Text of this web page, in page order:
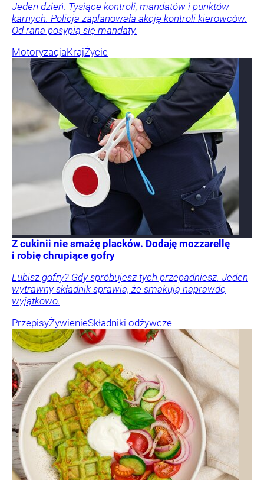
Jeden dzień. Tysiące kontroli, mandatów i punktów
karnych. Policja zaplanowała akcję kontroli kierowców.
Od rana posypią się mandaty.
MotoryzacjaKrajŻycie
Z cukinii nie smażę placków. Dodaję mozzarellę
i robię chrupiące gofry
Lubisz gofry? Gdy spróbujesz tych przepadniesz. Jeden
wytrawny składnik sprawia, że smakują naprawdę
wyjątkowo.
PrzepisyŻywienieSkładniki odżywcze